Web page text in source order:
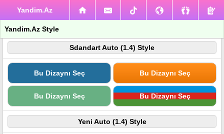
Yandim.Az
Yandim.Az Style
Sdandart Auto (1.4) Style
Bu Dizaynı Seç Bu Dizaynı Seç
Bu Dizaynı Seç Bu Dizaynı Seç
Yeni Auto (1.4) Style